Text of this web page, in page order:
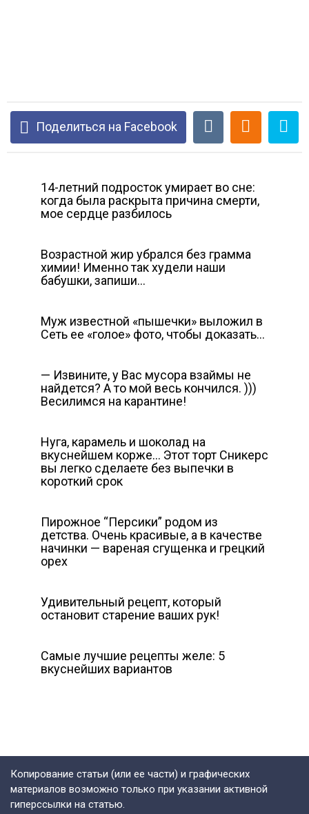
Поделиться на Facebook
14-летний подросток умирает во сне:
когда была раскрыта причина смерти,
мое сердце разбилось
Возрастной жир убрался без грамма
химии! Именно так худели наши
бабушки, запиши…
Муж известной «пышечки» выложил в
Сеть ее «голое» фото, чтобы доказать…
— Извините, у Вас мусора взаймы не
найдется? А то мой весь кончился. )))
Весилимся на карантине!
Нуга, карамель и шоколад на
вкуснейшем корже… Этот торт Сникерс
вы легко сделаете без выпечки в
короткий срок
Пирожное “Персики” родом из
детства. Очень красивые, а в качестве
начинки — вареная сгущенка и грецкий
орех
Удивительный рецепт, который
остановит старение ваших рук!
Самые лучшие рецепты желе: 5
вкуснейших вариантов
Копирование статьи (или ее части) и графических
материалов возможно только при указании активной
гиперссылки на статью.